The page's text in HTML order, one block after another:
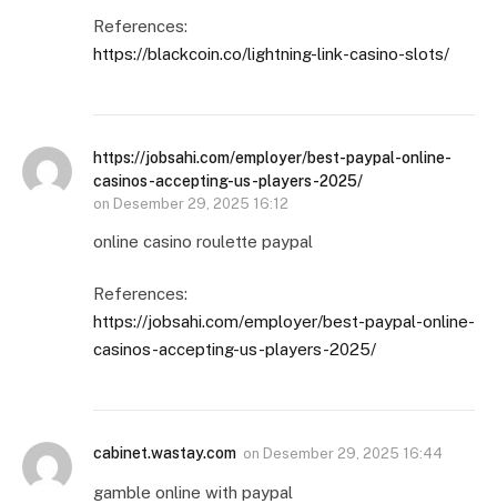
References:
https://blackcoin.co/lightning-link-casino-slots/
https://jobsahi.com/employer/best-paypal-online-
casinos-accepting-us-players-2025/
on Desember 29, 2025 16:12
online casino roulette paypal
References:
https://jobsahi.com/employer/best-paypal-online-
casinos-accepting-us-players-2025/
cabinet.wastay.com on Desember 29, 2025 16:44
gamble online with paypal